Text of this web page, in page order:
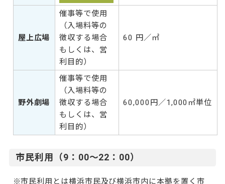
屋上広場
催事等で使用
（入場料等の
徴収する場合
もしくは、営
利目的）
60 円／㎡
野外劇場
催事等で使用
（入場料等の
徴収する場合
もしくは、営
利目的）
60,000円／1,000㎡単位
市民利用（9：00～22：00）
※市民利用とは横浜市民及び横浜市内に本拠を置く市